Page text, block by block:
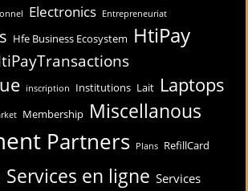
Electronics Entrepreneuriat
Hfe Business Ecosystem HtiPay
inscription Institutions Lait Laptops
Membership Miscellanous
Partners Plans RefillCard
Services en ligne Services